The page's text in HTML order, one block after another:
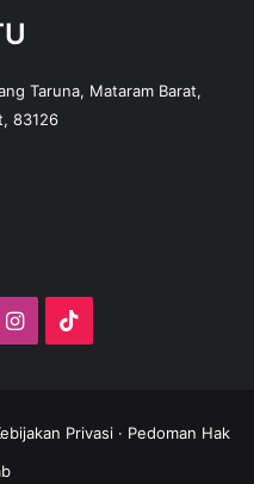
Taruna, Mataram Barat,
83126
Instagram
Privasi · Pedoman Hak